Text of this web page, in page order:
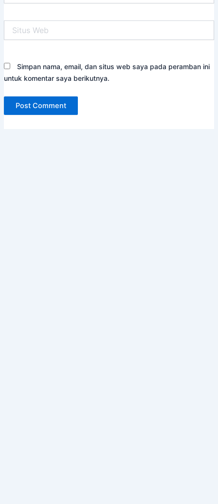
Web
Simpan nama, email, dan situs web saya pada peramban ini
untuk komentar saya berikutnya.